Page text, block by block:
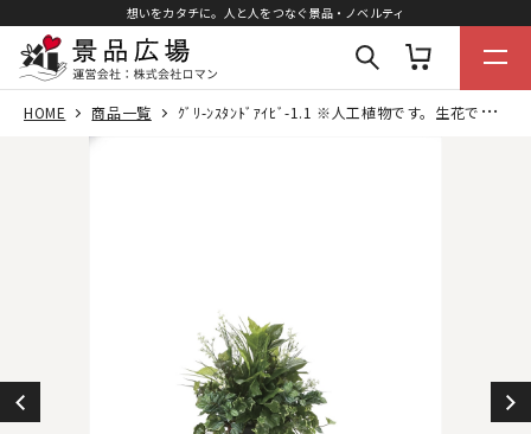
想いをカタチに。人と人をつなぐ景品・ノベルティ
HOME 商品一覧 ｸﾞﾘ-ﾝｽﾀﾝﾄﾞｱｲﾋﾞ-1.1 ※人工植物です。生花ではございません。